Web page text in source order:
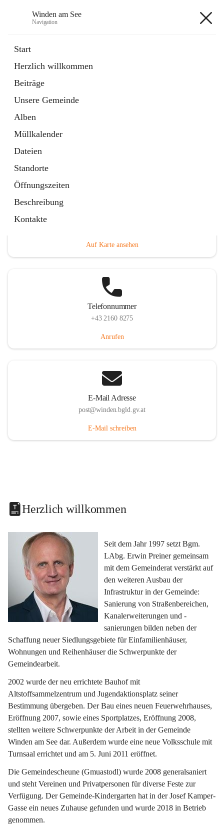
Winden am See
Navigation
Start
Herzlich willkommen
Beiträge
Unsere Gemeinde
Alben
Müllkalender
Dateien
Standorte
Öffnungszeiten
Beschreibung
Kontakte
Externe Webseite
in
Tab
Bebauungsplan
öffnet
in
neuem
Tab
Auf Karte ansehen
Telefonnummer
+43 2160 8275
Anrufen
E-Mail Adresse
post@winden.bgld.gv.at
E-Mail schreiben
Herzlich willkommen
Seit dem Jahr 1997 setzt Bgm.
LAbg. Erwin Preiner gemeinsam
mit dem Gemeinderat verstärkt auf
den weiteren Ausbau der
Infrastruktur in der Gemeinde:
Sanierung von Straßenbereichen,
Kanalerweiterungen und -
sanierungen bilden neben der
Schaffung neuer Siedlungsgebiete für Einfamilienhäuser,
Wohnungen und Reihenhäuser die Schwerpunkte der
Gemeindearbeit.
2002 wurde der neu errichtete Bauhof mit
Altstoffsammelzentrum und Jugendaktionsplatz seiner
Bestimmung übergeben. Der Bau eines neuen Feuerwehrhauses,
Eröffnung 2007, sowie eines Sportplatzes, Eröffnung 2008,
stellten weitere Schwerpunkte der Arbeit in der Gemeinde
Winden am See dar. Außerdem wurde eine neue Volksschule mit
Turnsaal errichtet und am 5. Juni 2011 eröffnet.
Die Gemeindescheune (Gmuastodl) wurde 2008 generalsaniert
und steht Vereinen und Privatpersonen für diverse Feste zur
Verfügung. Der Gemeinde-Kindergarten hat in der Josef Kamper-
Gasse ein neues Zuhause gefunden und wurde 2018 in Betrieb
genommen.